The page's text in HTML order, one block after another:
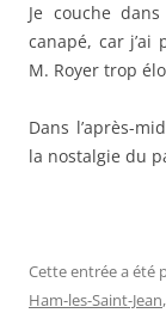
Je couche
canapé, car j’ai
M. Royer trop
Dans l’après-
la nostalgie du
Cette entrée a été
Ham-les-Saint-Jean,